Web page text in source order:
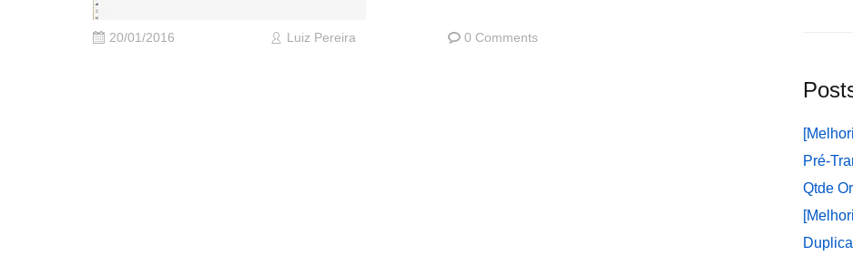
20/01/2016 Luiz Pereira 0 Comments
Pré-
Qtde